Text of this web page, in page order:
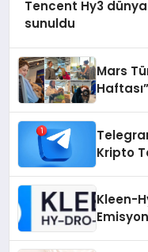
Tencent Hy3
sunuldu
Mars
Kripto
Kleen-